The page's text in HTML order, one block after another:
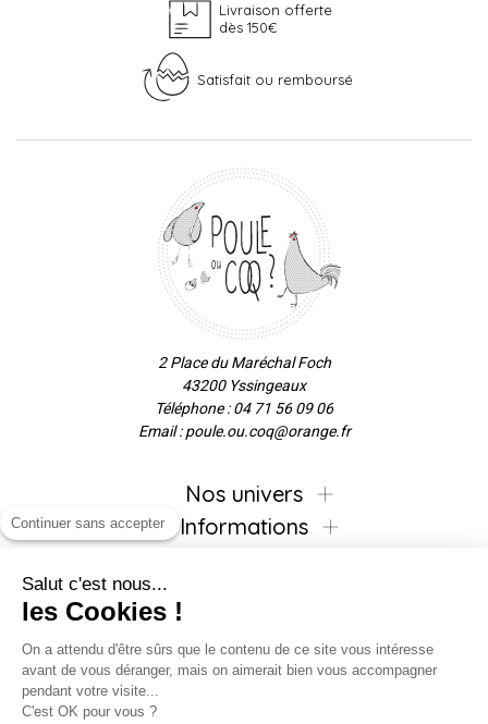
Livraison offerte
dès 150€
Satisfait ou remboursé
2 Place du Maréchal Foch
43200 Yssingeaux
Téléphone : 04 71 56 09 06
Email : poule.ou.coq@orange.fr
Nos univers
Informations
Inscrivez-vous à la newsletter !
Continuer sans accepter
Salut c'est nous...
les Cookies !
On a attendu d'être sûrs que le contenu de ce site vous intéresse
avant de vous déranger, mais on aimerait bien vous accompagner
pendant votre visite...
C'est OK pour vous ?